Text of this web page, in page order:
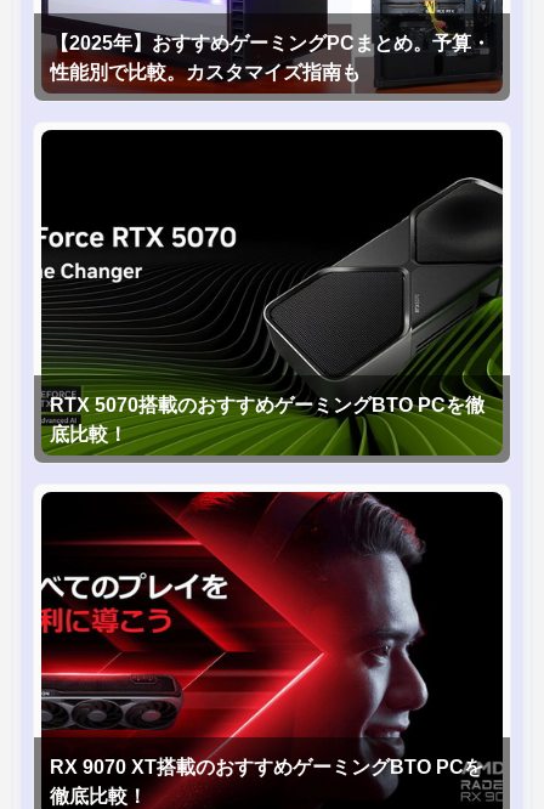
【2025年】おすすめゲーミングPCまとめ。予算・
性能別で比較。カスタマイズ指南も
RTX 5070搭載のおすすめゲーミングBTO PCを徹
底比較！
RX 9070 XT搭載のおすすめゲーミングBTO PCを
徹底比較！